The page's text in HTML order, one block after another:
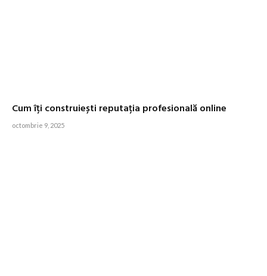
Cum îți construiești reputația profesională online
octombrie 9, 2025